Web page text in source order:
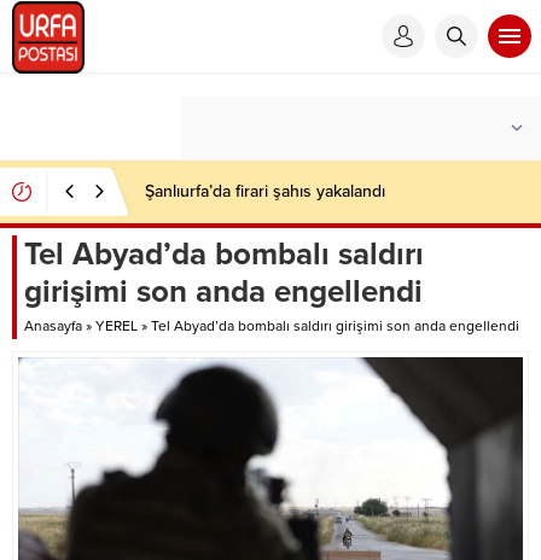
Şanlıurfa’da firari şahıs yakalandı
Tel Abyad’da bombalı saldırı
girişimi son anda engellendi
Anasayfa » YEREL » Tel Abyad’da bombalı saldırı girişimi son anda engellendi